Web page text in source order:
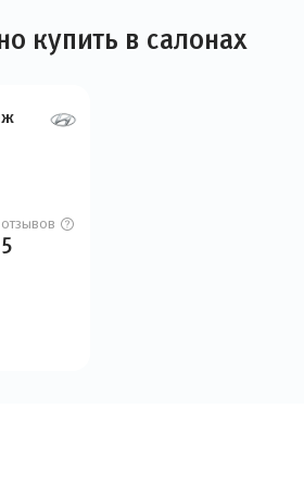
купить в салонах